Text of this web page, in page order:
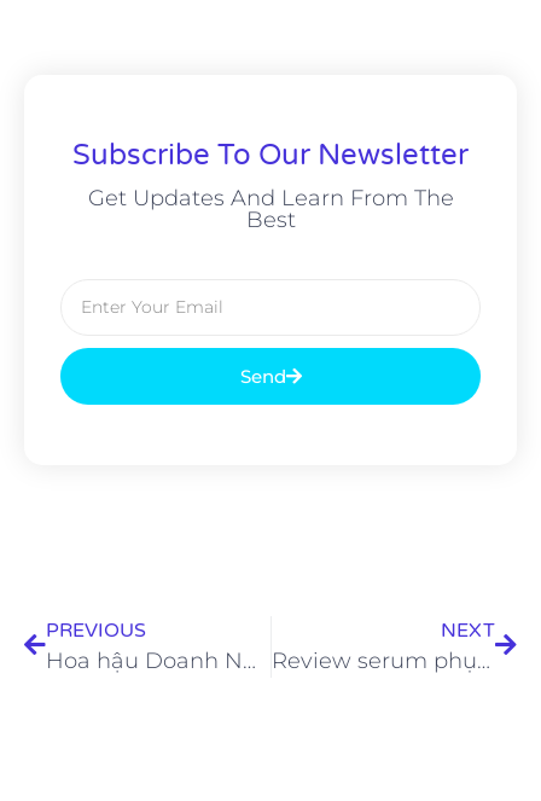
Subscribe To Our Newsletter
Get Updates And Learn From The
Best
Send
PREVIOUS
Hoa hậu Doanh Nhân Đàm Ngọc Anh nổi bật trong sự kiện vinh danh Hoa Khôi Doanh Nhân Việt Nam 2023
NEXT
Review serum phục hồi da Universkin M làm dịu da tức thì sau 30s